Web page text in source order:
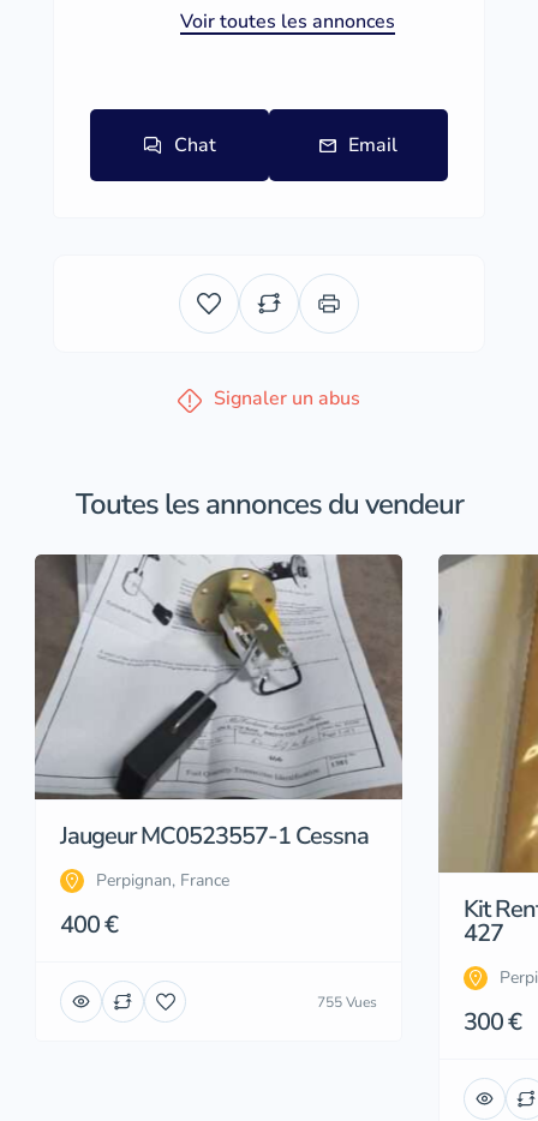
Voir toutes les annonces
Chat Email
Signaler un abus
Toutes les annonces du vendeur
Jaugeur MC0523557-1 Cessna
Perpignan, France
400 €
755 Vues
Kit
427
300 €